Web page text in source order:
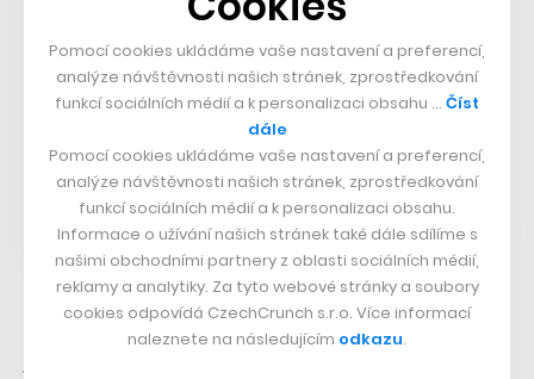
„Běžně se stává, že někdo po all-hands přijde za
Pomocí cookies ukládáme vaše nastavení a preferencí,
analýze návštěvnosti našich stránek, zprostředkování
funkcí sociálních médií a k personalizaci obsahu … Číst
dále
Pomocí cookies ukládáme vaše nastavení a preferencí,
analýze návštěvnosti našich stránek, zprostředkování
funkcí sociálních médií a k personalizaci obsahu.
Informace o užívání našich stránek také dále sdílíme s
našimi obchodními partnery z oblasti sociálních médií,
reklamy a analytiky. Za tyto webové stránky a soubory
cookies odpovídá CzechCrunch s.r.o. Více informací
naleznete na následujícím odkazu.